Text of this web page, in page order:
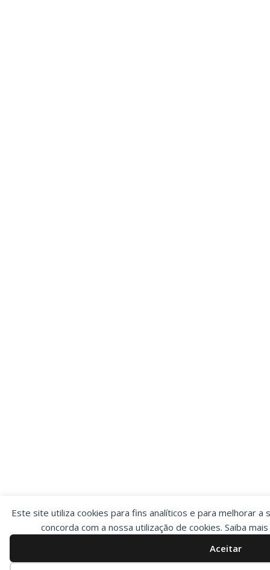
Este site utiliza cookies para fins analíticos e para melhorar a
concorda com a nossa utilização de cookies. Saiba
Aceitar